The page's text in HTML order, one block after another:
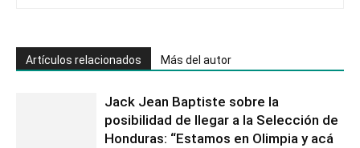
Artículos relacionados Más del autor
Jack Jean Baptiste sobre la
posibilidad de llegar a la Selección de
Honduras: “Estamos en Olimpia y acá